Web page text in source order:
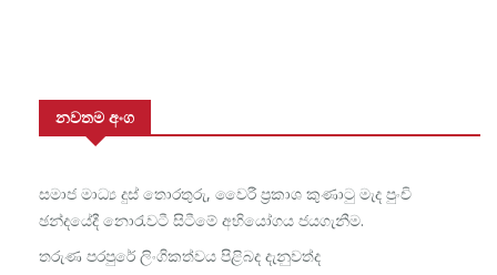
නවතම අංග
සමාජ මාධ්‍ය දුස් තොරතුරු, වෛරී ප්‍රකාශ කුණාටු මැද පුංචි
ඡන්දයේදී නොරැවටී සිටීමේ අභියෝගය ජයගැනීම.
තරුණ පරපුරේ ලිංගිකත්වය පිළිබද දැනුවත්ද